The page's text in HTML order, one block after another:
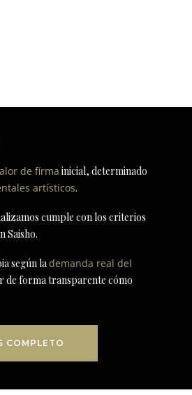
de firma inicial, determinado
artísticos.
cumple con los criterios
Saisho.
según lademanda real del
de forma transparente cómo
COMPLETO